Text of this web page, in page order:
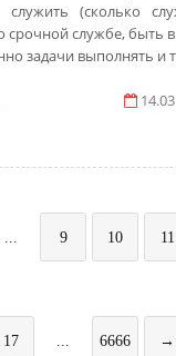
(сколько
срочной службе, быть
задачи выполнять и
... 9 10 11
17 ... 6666 →